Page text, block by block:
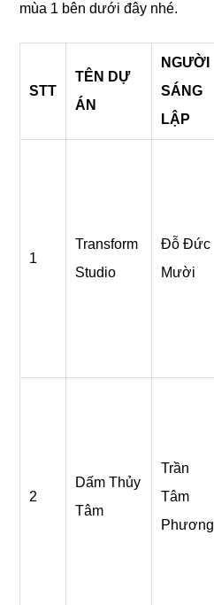
mùa 1 bên dưới đây nhé.
STT
TÊN DỰ
ÁN
NGƯỜI
SÁNG
LẬP
1
Transform
Studio
Đỗ Đức
Mười
2
Dấm Thủy
Tâm
Trần
Tâm
Phương